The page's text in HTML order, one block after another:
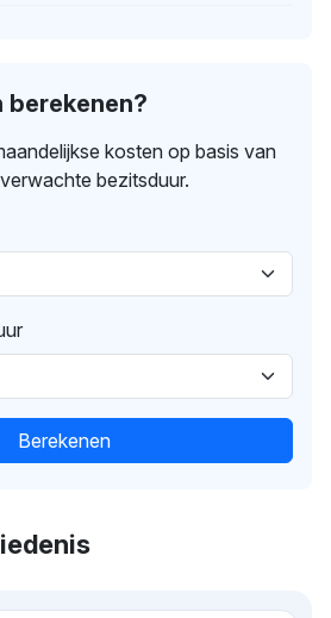
berekenen?
kosten op basis van
bezitsduur.
Berekenen